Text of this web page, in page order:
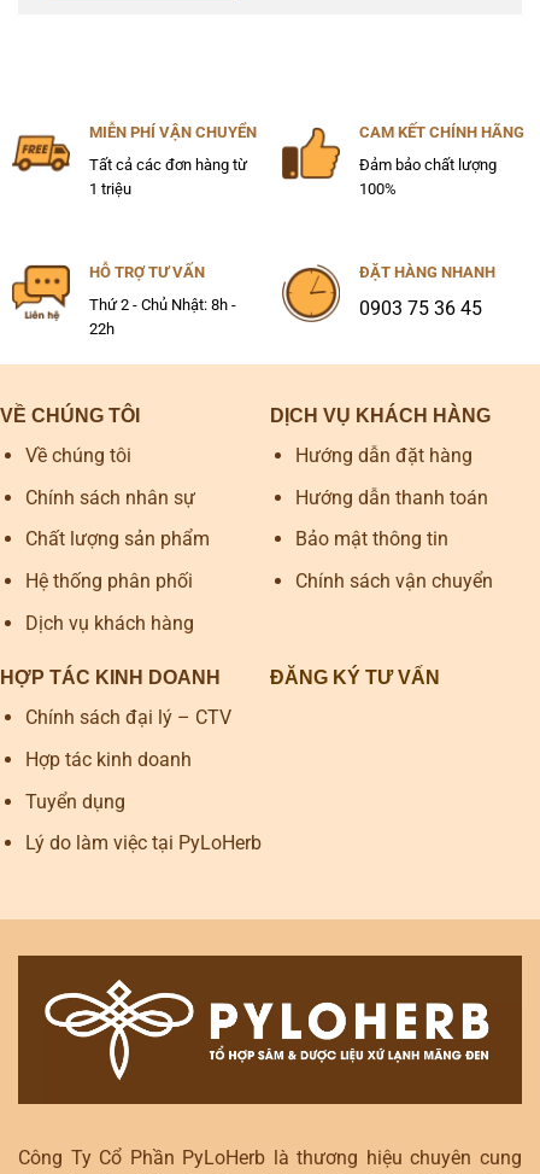
MIỄN PHÍ VẬN CHUYỂN
Tất cả các đơn hàng từ
1 triệu
CAM KẾT CHÍNH HÃNG
Đảm bảo chất lượng
100%
HỖ TRỢ TƯ VẤN
Thứ 2 - Chủ Nhật: 8h -
22h
ĐẶT HÀNG NHANH
0903 75 36 45
VỀ CHÚNG TÔI
Về chúng tôi
Chính sách nhân sự
Chất lượng sản phẩm
Hệ thống phân phối
Dịch vụ khách hàng
DỊCH VỤ KHÁCH HÀNG
Hướng dẫn đặt hàng
Hướng dẫn thanh toán
Bảo mật thông tin
Chính sách vận chuyển
HỢP TÁC KINH DOANH
Chính sách đại lý – CTV
Hợp tác kinh doanh
Tuyển dụng
Lý do làm việc tại PyLoHerb
ĐĂNG KÝ TƯ VẤN
Công Ty Cổ Phần PyLoHerb là thương hiệu chuyên cung